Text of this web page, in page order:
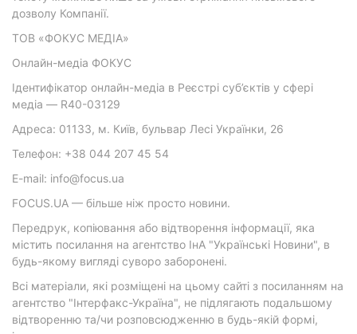
дозволу Компанії.
ТОВ «ФОКУС МЕДІА»
Онлайн-медіа ФОКУС
Ідентифікатор онлайн-медіа в Реєстрі суб’єктів у сфері
медіа — R40-03129
Адреса: 01133, м. Київ, бульвар Лесі Українки, 26
Телефон: +38 044 207 45 54
E-mail: info@focus.ua
FOCUS.UA — більше ніж просто новини.
Передрук, копіювання або відтворення інформації, яка
містить посилання на агентство ІнА "Українські Новини", в
будь-якому вигляді суворо заборонені.
Всі матеріали, які розміщені на цьому сайті з посиланням на
агентство "Інтерфакс-Україна", не підлягають подальшому
відтворенню та/чи розповсюдженню в будь-якій формі,